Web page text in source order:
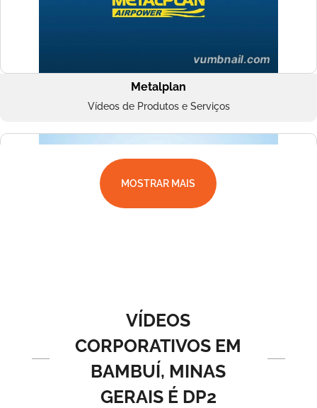
Metalplan
Vídeos de Produtos e Serviços
MOSTRAR MAIS
VÍDEOS
CORPORATIVOS EM
BAMBUÍ, MINAS
GERAIS É DP2